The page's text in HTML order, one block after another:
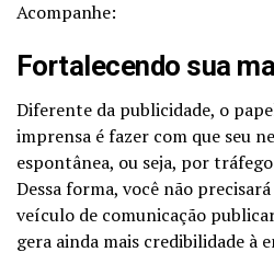
Acompanhe:
Fortalecendo sua
Diferente da publicidade, o
imprensa é fazer com que seu
espontânea, ou seja, por
Dessa forma, você não
veículo de comunicação
gera ainda mais credibilidade à